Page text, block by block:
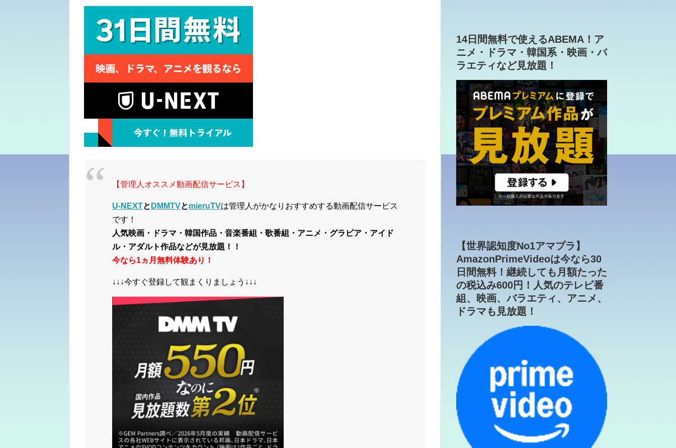
【管理人オススメ動画配信サービス】
U-NEXTと DMMTVとmieruTVは管理人がかなりおすすめする動画配信サービス
です！
人気映画・ドラマ・韓国作品・音楽番組・歌番組・アニメ・グラビア・アイド
ル・アダルト作品などが見放題！！
今なら1ヵ月無料体験あり！
↓↓↓今すぐ登録して観まくりましょう↓↓↓
14日間無料で使えるABEMA！ア
ニメ・ドラマ・韓国系・映画・バ
ラエティなど見放題！
【世界認知度No1アマプラ】
AmazonPrimeVideoは今なら30
日間無料！継続しても月額たった
の税込み600円！人気のテレビ番
組、映画、バラエティ、アニメ、
ドラマも見放題！